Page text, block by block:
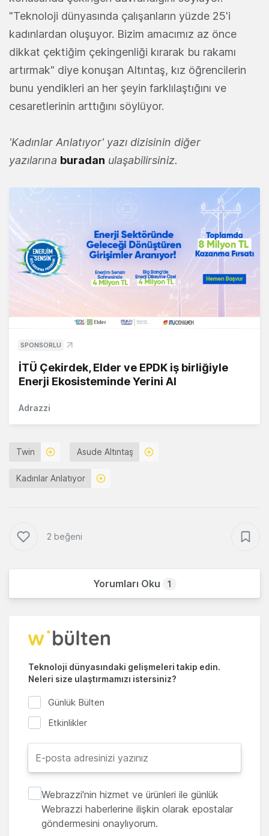
"Teknoloji dünyasında çalışanların yüzde 25'i
kadınlardan oluşuyor. Bizim amacımız az önce
dikkat çektiğim çekingenliği kırarak bu rakamı
artırmak" diye konuşan Altıntaş, kız öğrencilerin
bunu yendikleri an her şeyin farklılaştığını ve
cesaretlerinin arttığını söylüyor.
'Kadınlar Anlatıyor' yazı dizisinin diğer
yazılarına buradan ulaşabilirsiniz.
SPONSORLU
İTÜ Çekirdek, Elder ve EPDK iş birliğiyle
Enerji Ekosisteminde Yerini Al
Adrazzi
Twin Asude Altıntaş
Kadınlar Anlatıyor
2 beğeni
Yorumları Oku 1
Teknoloji dünyasındaki gelişmeleri takip edin.
Neleri size ulaştırmamızı istersiniz?
Günlük Bülten
Etkinlikler
Webrazzi'nin hizmet ve ürünleri ile günlük
Webrazzi haberlerine ilişkin olarak epostalar
göndermesini onaylıyorum.